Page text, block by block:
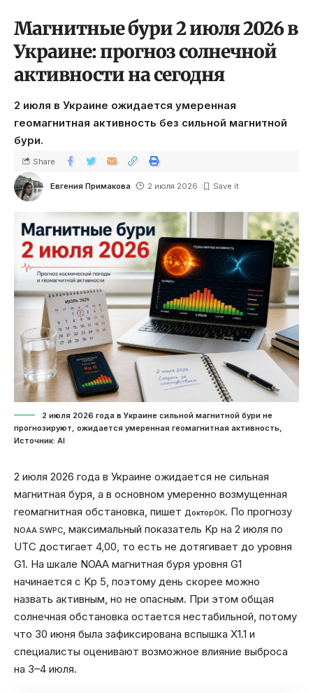
Магнитные бури 2 июля 2026 в
Украине: прогноз солнечной
активности на сегодня
2 июля в Украине ожидается умеренная
геомагнитная активность без сильной магнитной
бури.
Евгения Примакова 2 июля 2026
Share
2 июля 2026 года в Украине сильной магнитной бури не
прогнозируют, ожидается умеренная геомагнитная активность,
Источник: Al
2 июля 2026 года в Украине ожидается не сильная
магнитная буря, а в основном умеренно возмущенная
геомагнитная обстановка, пишет ДокторОК. По прогнозу
NOAA SWPC, максимальный показатель Kp на 2 июля по
UTC достигает 4,00, то есть не дотягивает до уровня
G1. На шкале NOAA магнитная буря уровня G1
начинается с Kp 5, поэтому день скорее можно
назвать активным, но не опасным. При этом общая
солнечная обстановка остается нестабильной, потому
что 30 июня была зафиксирована вспышка X1.1 и
специалисты оценивают возможное влияние выброса
на 3–4 июля.